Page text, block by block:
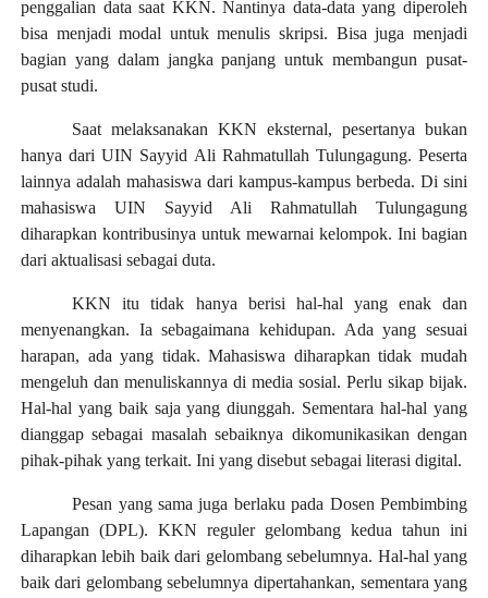
penggalian data saat KKN. Nantinya data-data yang diperoleh
bisa menjadi modal untuk menulis skripsi. Bisa juga menjadi
bagian yang dalam jangka panjang untuk membangun pusat-
pusat studi.
Saat melaksanakan KKN eksternal, pesertanya bukan
hanya dari UIN Sayyid Ali Rahmatullah Tulungagung. Peserta
lainnya adalah mahasiswa dari kampus-kampus berbeda. Di sini
mahasiswa UIN Sayyid Ali Rahmatullah Tulungagung
diharapkan kontribusinya untuk mewarnai kelompok. Ini bagian
dari aktualisasi sebagai duta.
KKN itu tidak hanya berisi hal-hal yang enak dan
menyenangkan. Ia sebagaimana kehidupan. Ada yang sesuai
harapan, ada yang tidak.Mahasiswa diharapkan tidak mudah
mengeluh dan menuliskannya di media sosial. Perlu sikap bijak.
Hal-hal yang baik saja yang diunggah. Sementara hal-hal yang
dianggap sebagai masalah sebaiknya dikomunikasikan dengan
pihak-pihak yang terkait. Ini yang disebut sebagai literasi digital.
Pesan yang sama juga berlaku pada Dosen Pembimbing
Lapangan (DPL). KKN reguler gelombang kedua tahun ini
diharapkan lebih baik dari gelombang sebelumnya. Hal-hal yang
baik dari gelombang sebelumnya dipertahankan, sementara yang